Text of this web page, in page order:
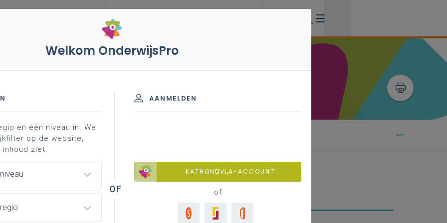
en gunning
in de wetgeving nauwgezet
Welkom OnderwijsPro
AANMELDEN
KATHONDVLA-ACCOUNT
of
en één niveau in. We
op de website,
ziet.